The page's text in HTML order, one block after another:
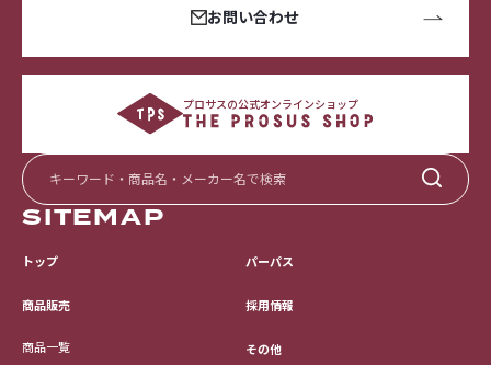
お問い合わせ
プロサスの公式オンラインショップ
SITEMAP
トップ
商品販売
商品一覧
パーパス
採用情報
その他